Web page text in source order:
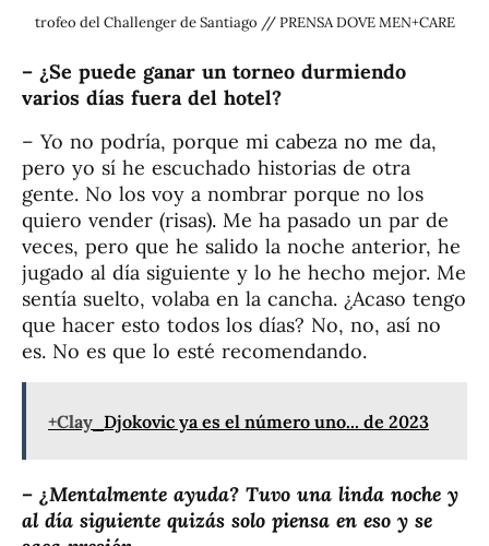
trofeo del Challenger de Santiago // PRENSA DOVE MEN+CARE
– ¿Se puede ganar un torneo durmiendo
varios días fuera del hotel?
– Yo no podría, porque mi cabeza no me da,
pero yo sí he escuchado historias de otra
gente. No los voy a nombrar porque no los
quiero vender (risas). Me ha pasado un par de
veces, pero que he salido la noche anterior, he
jugado al día siguiente y lo he hecho mejor. Me
sentía suelto, volaba en la cancha. ¿Acaso tengo
que hacer esto todos los días? No, no, así no
es. No es que lo esté recomendando.
+Clay Djokovic ya es el número uno... de 2023
– ¿Mentalmente ayuda? Tuvo una linda noche y
al día siguiente quizás solo piensa en eso y se